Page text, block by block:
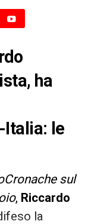
ha
Italia: le
sul
, Riccardo
la